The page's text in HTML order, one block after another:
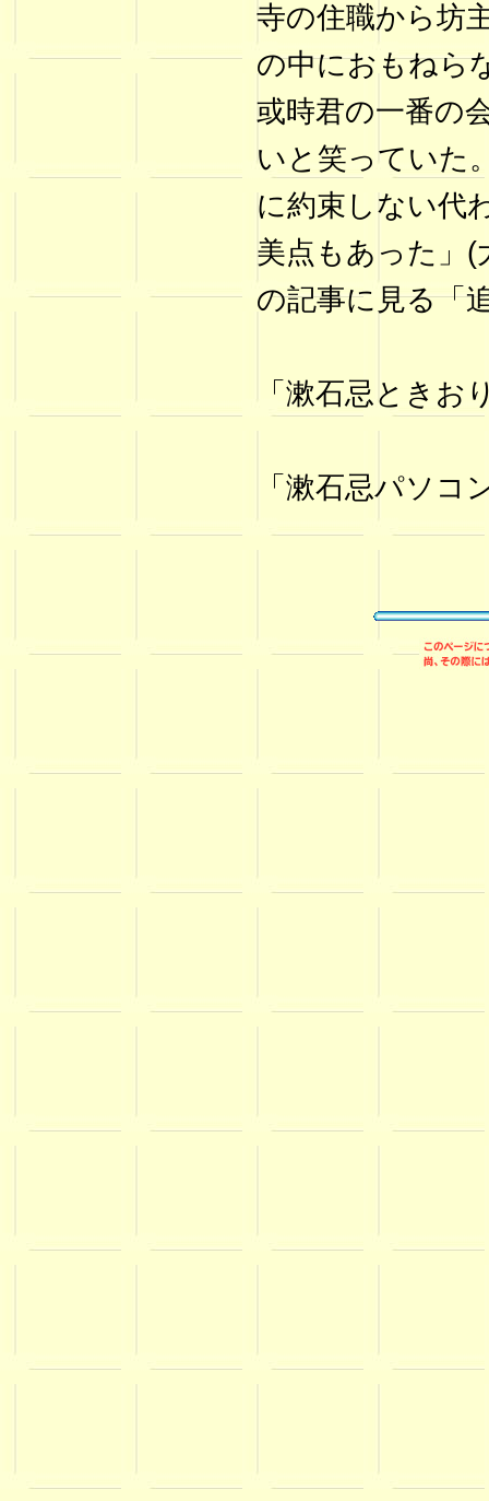
寺の住職から坊
の中におもねら
或時君の一番の
いと笑っていた
に約束しない代
美点もあった」(
の記事に見る「
「漱石忌ときお
「漱石忌パソコ